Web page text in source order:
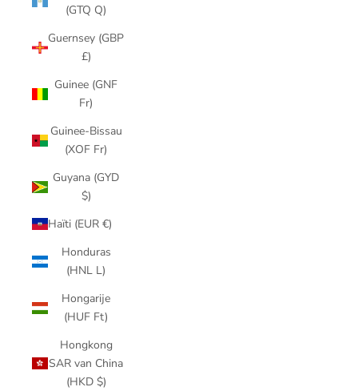
(GTQ Q)
Guernsey (GBP
£)
Guinee (GNF
Fr)
Guinee-Bissau
(XOF Fr)
Guyana (GYD
$)
Haïti (EUR €)
Honduras
(HNL L)
Hongarije
(HUF Ft)
Hongkong
SAR van China
(HKD $)